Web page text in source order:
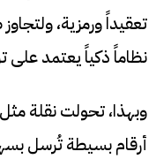
تعقيداً ورمزية،
نظاماً ذكياً يعتمد على
وبهذا، تحولت نقلة
أرقام بسيطة تُرسل